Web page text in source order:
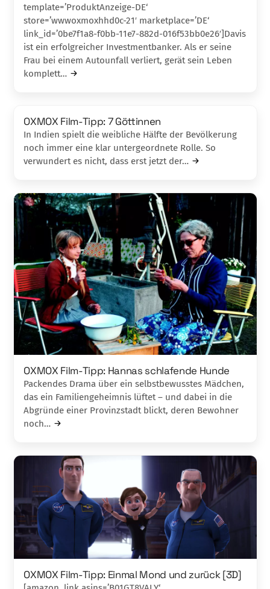
template=’ProduktAnzeige-DE‘
store=’wwwoxmoxhhd0c-21′ marketplace=’DE‘
link_id=’0be7f1a8-f0bb-11e7-882d-016f53bb0e26′]Davis
ist ein erfolgreicher Investmentbanker. Als er seine
Frau bei einem Autounfall verliert, gerät sein Leben
komplett…
OXMOX Film-Tipp: 7 Göttinnen
In Indien spielt die weibliche Hälfte der Bevölker­ung
noch immer eine klar untergeordnete Rolle. So
verwundert es nicht, dass erst jetzt der…
OXMOX Film-Tipp: Hannas schlafende Hunde
Packendes Drama über ein selbstbewusstes Mäd­chen,
das ein Familiengeheimnis lüftet – und dabei in die
Abgründe einer Provinzstadt blickt, deren Be­wohner
noch…
OXMOX Film-Tipp: Einmal Mond und zurück [3D]